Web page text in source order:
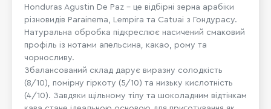
Honduras Agustin De Paz – це відбірні зерна арабіки
різновидів Parainema, Lempira та Catuai з Гондурасу.
Натуральна обробка підкреслює насичений смаковий
профіль із нотами апельсина, какао, рому та
чорносливу.
Збалансований склад дарує виразну солодкість
(8/10), помірну гіркоту (5/10) та низьку кислотність
(4/10). Завдяки щільному тілу та шоколадним відтінкам